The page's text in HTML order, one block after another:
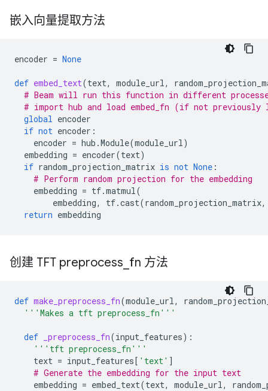
嵌入向量提取方法
encoder = None
def embed_text(text, module_url,
# Beam will run this function in different
# import hub and load embed_fn (if not previously
global encoder
if not encoder :
encoder = hub .Module(module_url)
embedding = encoder(text)
if random_projection_matrix is not None :
# Perform random projection for the embedding
embedding = tf.matmul(
embedding, tf.cast(random_projection_matrix,
return embedding
创建 TFT preprocess fn 方法
def make_preprocess_fn(module_url,
'''Makes a tft preprocess_fn'''
def _preprocess_fn(input_features):
'''tft preprocess_fn'''
text = input_features[ 'text' ]
# Generate the embedding for the input text
embedding = embed_text(text, module_url,